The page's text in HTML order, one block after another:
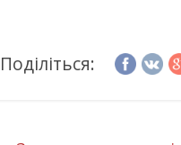
Поділіться: